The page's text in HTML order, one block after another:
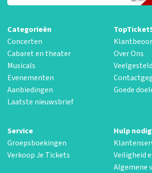
Categorieën
Concerten
Cabaret en theater
Musicals
Evenementen
Aanbiedingen
Laatste nieuwsbrief
Over Ons
Goede
Service
Groepsboekingen
Verkoop Je Tickets
Hulp
Veiligheid
Algemene